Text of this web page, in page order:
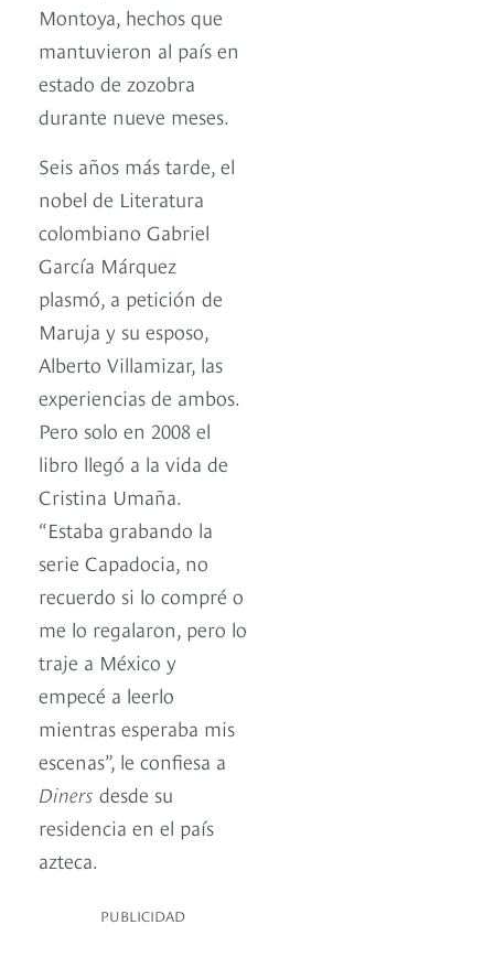
Montoya, hechos que
mantuvieron al país en
estado de zozobra
durante nueve meses.
Seis años más tarde, el
nobel de Literatura
colombiano Gabriel
García Márquez
plasmó, a petición de
Maruja y su esposo,
Alberto Villamizar, las
experiencias de ambos.
Pero solo en 2008 el
libro llegó a la vida de
Cristina Umaña.
“Estaba grabando la
serie Capadocia, no
recuerdo si lo compré o
me lo regalaron, pero lo
traje a México y
empecé a leerlo
mientras esperaba mis
escenas”, le confiesa a
Diners desde su
residencia en el país
azteca.
PUBLICIDAD